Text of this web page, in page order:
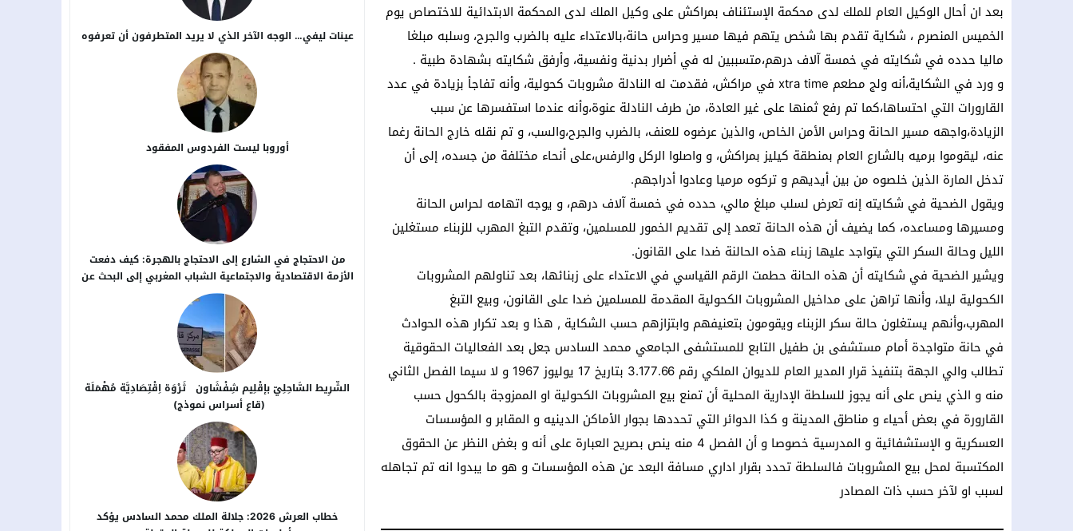
بعد ان أحال الوكيل العام للملك لدى محكمة الإستئناف بمراكش على وكيل الملك لدى المحكمة الابتدائية للاختصاص يوم
الخميس المنصرم ، شكاية تقدم بها شخص يتهم فيها مسير وحراس حانة،بالاعتداء عليه بالضرب والجرح، وسلبه مبلغا
ماليا حدده في شكايته في خمسة آلاف درهم،متسببين له في أضرار بدنية ونفسية، وأرفق شكايته بشهادة طبية .
و ورد في الشكاية،أنه ولج مطعم xtra time في مراكش، فقدمت له النادلة مشروبات كحولية، وأنه تفاجأ بزيادة في عدد
القارورات التي احتساها،كما تم رفع ثمنها على غير العادة، من طرف النادلة عنوة،وأنه عندما استفسرها عن سبب
الزيادة،واجهه مسير الحانة وحراس الأمن الخاص، والذين عرضوه للعنف، بالضرب والجرح،والسب، و تم نقله خارج الحانة رغما
عنه، ليقوموا برميه بالشارع العام بمنطقة كيليز بمراكش، و واصلوا الركل والرفس،على أنحاء مختلفة من جسده، إلى أن
تدخل المارة الذين خلصوه من بين أيديهم و تركوه مرميا وعادوا أدراجهم.
ويقول الضحية في شكايته إنه تعرض لسلب مبلغ مالي، حدده في خمسة آلاف درهم، و يوجه اتهامه لحراس الحانة
ومسيرها ومساعده، كما يضيف أن هذه الحانة تعمد إلى تقديم الخمور للمسلمين، وتقدم التبغ المهرب للزبناء مستغلين
الليل وحالة السكر التي يتواجد عليها زبناء هذه الحالنة ضدا على القانون.
ويشير الضحية في شكايته أن هذه الحانة حطمت الرقم القياسي في الاعتداء على زبنائها، بعد تناولهم المشروبات
الكحولية ليلا، وأنها تراهن على مداخيل المشروبات الكحولية المقدمة للمسلمين ضدا على القانون، وبيع التبغ
المهرب،وأنهم يستغلون حالة سكر الزبناء ويقومون بتعنيفهم وابتزازهم حسب الشكاية , هذا و بعد تكرار هذه الحوادث
في حانة متواجدة أمام مستشفى بن طفيل التابع للمستشفى الجامعي محمد السادس جعل بعد الفعاليات الحقوقية
تطالب والي الجهة بتنفيذ قرار المدير العام للديوان الملكي رقم 3.177.66 بتاريخ 17 يوليوز 1967 و لا سيما الفصل الثاني
منه و الذي ينص على أنه يجوز للسلطة الإدارية المحلية أن تمنع بيع المشروبات الكحولية او الممزوجة بالكحول حسب
القارورة في بعض أحياء و مناطق المدينة و كذا الدوائر التي تحددها بجوار الأماكن الدينيه و المقابر و المؤسسات
العسكرية و الإستشفائية و المدرسية خصوصا و أن الفصل 4 منه ينص بصريح العبارة على أنه و بغض النظر عن الحقوق
المكتسبة لمحل بيع المشروبات فالسلطة تحدد بقرار اداري مسافة البعد عن هذه المؤسسات و هو ما يبدوا انه تم تجاهله
لسبب او لآخر حسب ذات المصادر
عينات ليفي… الوجه الآخر الذي لا يريد المتطرفون أن تعرفوه
أوروبا ليست الفردوس المفقود
من الاحتجاج في الشارع إلى الاحتجاج بالهجرة: كيف دفعت
الأزمة الاقتصادية والاجتماعية الشباب المغربي إلى البحث عن
بدائل خارج الوطن؟
الشَّرِيط السَّاحِلِيّ بإقْلِيم شِفْشَاون ثَرْوَة اِقْتِصَادِيَّة مُهْمَلَة
(قاع أسراس نموذج)
خطاب العرش 2026: جلالة الملك محمد السادس يؤكد